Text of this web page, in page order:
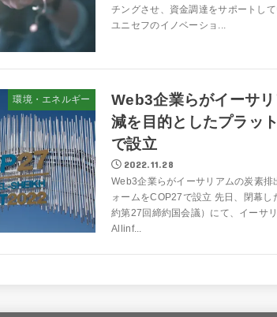
チングさせ、資金調達をサポートし
ユニセフのイノベーショ...
環境・エネルギー
Web3企業らがイーサ
減を目的としたプラッ
で設立
2022.11.28
Web3企業らがイーサリアムの炭素排
ォームをCOP27で設立 先日、閉幕
約第27回締約国会議）にて、イーサ
Allinf...